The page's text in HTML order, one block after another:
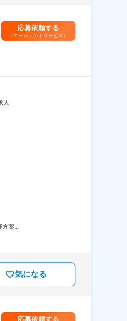
応募依頼する
（エージェントサービス）
人
方薬...
気になる
応募依頼する